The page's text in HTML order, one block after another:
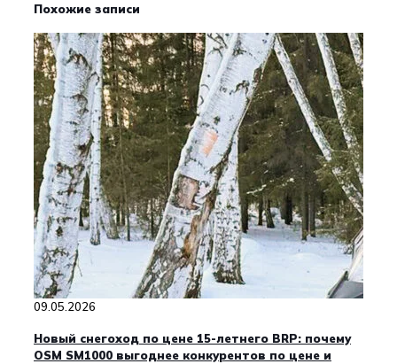
Похожие записи
09.05.2026
Новый снегоход по цене 15-летнего BRP: почему
OSM SM1000 выгоднее конкурентов по цене и